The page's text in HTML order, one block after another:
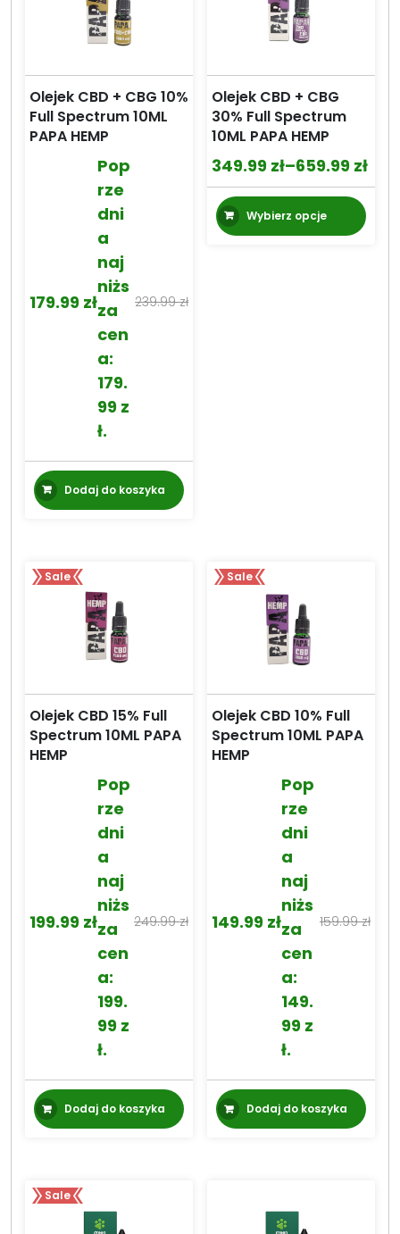
Olejek CBD + CBG 10%
Full Spectrum 10ML
PAPA HEMP
239.99zł
Pierwotna
wynosiła:
239.99 zł.
179.99 zł
Aktualna
179.99 zł.
Pop
rze
dni
a
naj
niżs
za
cen
a:
179.
99 z
ł.
Dodaj do koszyka
Olejek CBD + CBG
30% Full Spectrum
10ML PAPA HEMP
349.99 zł–659.99 zł
Zakres
cen:
od
Wybierz opcje
Ten
Sale
Olejek CBD 15% Full
Spectrum 10ML PAPA
HEMP
249.99zł
Pierwotna
wynosiła:
249.99 zł.
199.99 zł
Aktualna
199.99 zł.
Pop
rze
dni
a
naj
niżs
za
cen
a:
199.
99 z
ł.
Dodaj do koszyka
Sale
Olejek CBD 10% Full
Spectrum 10ML PAPA
HEMP
159.99zł
Pierwotna
wynosiła:
159.99 zł.
149.99 zł
Aktualna
149.99 zł.
Pop
rze
dni
a
naj
niżs
za
cen
a:
149.
99 z
ł.
Dodaj do koszyka
Sale